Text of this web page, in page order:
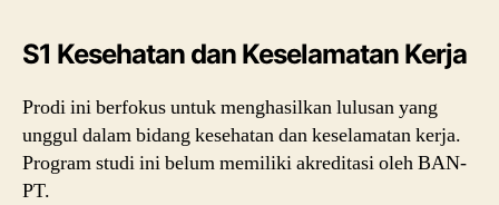
S1 Kesehatan dan Keselamatan Kerja
Prodi ini berfokus untuk menghasilkan lulusan yang
unggul dalam bidang kesehatan dan keselamatan kerja.
Program studi ini belum memiliki akreditasi oleh BAN-
PT.